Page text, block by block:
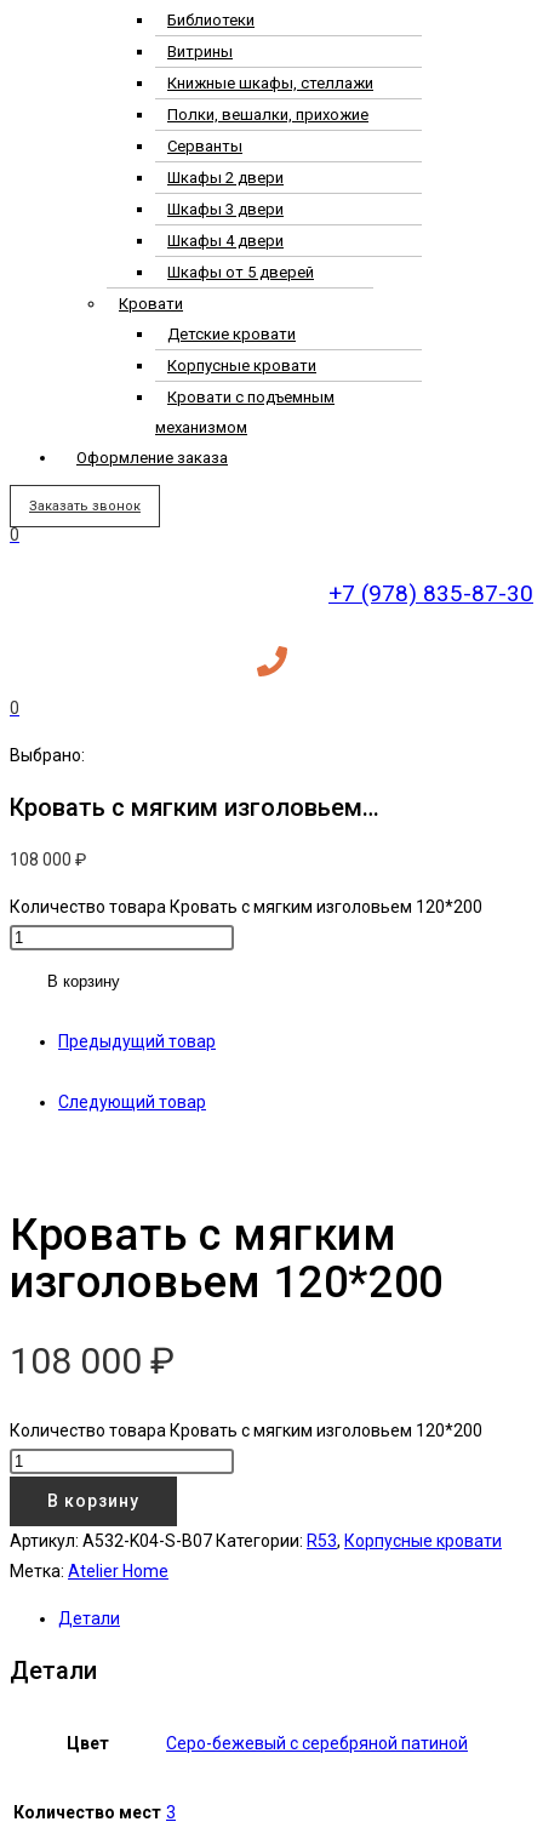
Библиотеки
Витрины
Книжные шкафы, стеллажи
Полки, вешалки, прихожие
Серванты
Шкафы 2 двери
Шкафы 3 двери
Шкафы 4 двери
Шкафы от 5 дверей
Кровати
Детские кровати
Корпусные кровати
Кровати с подъемным
механизмом
Оформление заказа
Заказать звонок
0
+7 (978) 835-87-30
0
Выбрано:
Кровать с мягким изголовьем…
108 000 ₽
Количество товара Кровать с мягким изголовьем 120*200
В корзину
Предыдущий товар
Следующий товар
Кровать с мягким
изголовьем 120*200
108 000 ₽
Количество товара Кровать с мягким изголовьем 120*200
В корзину
Артикул: A532-K04-S-B07 Категории: R53, Корпусные кровати
Метка: Atelier Home
Детали
Детали
Цвет Серо-бежевый с серебряной патиной
Количество мест 3